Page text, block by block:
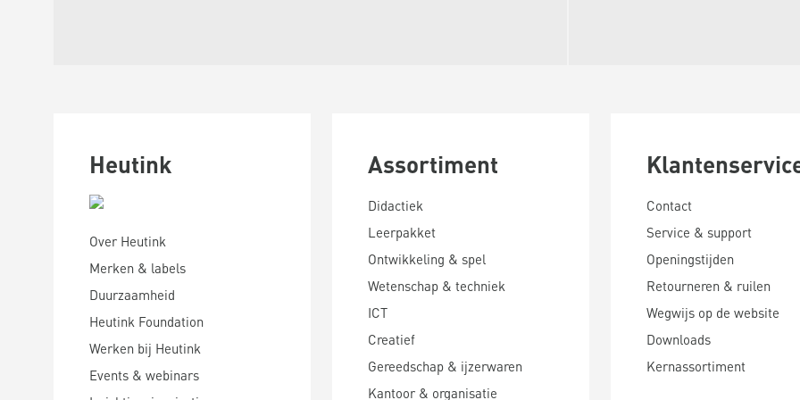
Heutink
Over Heutink
Merken & labels
Duurzaamheid
Heutink Foundation
Werken bij Heutink
Events & webinars
Assortiment
Didactiek
Leerpakket
Ontwikkeling & spel
Wetenschap & techniek
ICT
Creatief
Gereedschap & ijzerwaren
Kantoor & organisatie
Contact
Service & support
Openingstijden
Retourneren & ruilen
Wegwijs op de website
Downloads
Kernassortiment